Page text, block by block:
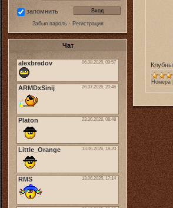
запомнить
Забыл пароль· Регистрация
Чат
Номера